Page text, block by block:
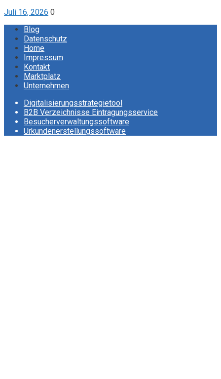
Juli 16, 2026 0
Blog
Datenschutz
Home
Impressum
Kontakt
Marktplatz
Unternehmen
Digitalisierungsstrategietool
B2B Verzeichnisse Eintragungsservice
Besucherverwaltungssoftware
Urkundenerstellungssoftware